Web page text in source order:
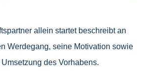
allein startet beschreibt an
Werdegang, seine Motivation sowie
des Vorhabens.